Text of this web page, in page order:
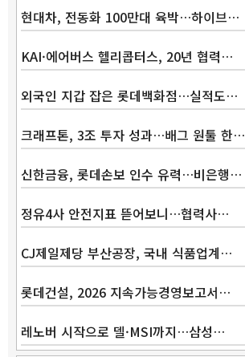
현대차, 전동화 100만대 육박…하이브…
KAI·에어버스 헬리콥터스, 20년 협력…
외국인 지갑 잡은 롯데백화점…실적도…
크래프톤, 3조 투자 성과…배그 원툴 한…
신한금융, 롯데손보 인수 유력…비은행…
정유4사 안전지표 뜯어보니…협력사…
CJ제일제당 부산공장, 국내 식품업계…
롯데건설, 2026 지속가능경영보고서…
레노버 시작으로 델·MSI까지…삼성…